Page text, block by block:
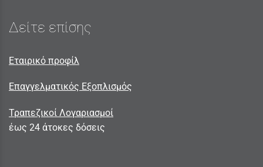
Δείτε επίσης
Εταιρικό προφίλ
Επαγγελματικός Εξοπλισμός
Τραπεζικοί Λογαριασμοί
έως 24 άτοκες δόσεις